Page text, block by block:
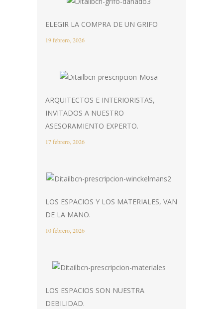
ELEGIR LA COMPRA DE UN GRIFO
19 febrero, 2026
ARQUITECTOS E INTERIORISTAS,
INVITADOS A NUESTRO
ASESORAMIENTO EXPERTO.
17 febrero, 2026
LOS ESPACIOS Y LOS MATERIALES, VAN
DE LA MANO.
10 febrero, 2026
LOS ESPACIOS SON NUESTRA
DEBILIDAD.